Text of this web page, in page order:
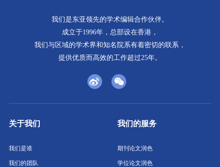
我们是东亚领先的学术编辑合作伙伴。
成立于1996年，总部设在香港，
我们与区域的学术界和知名院系有着密切的联系，
提供优质而高效的工作超过25年。
关于我们
我们是谁
我们的团队
我们的服务
期刊论文润色
学位论文润色